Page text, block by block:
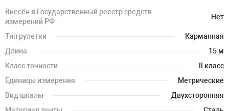
Внесён в Государственный реестр средств
измерений РФ
Нет
Тип рулетки
Карманная
Длина
15 м
Класс точности
II класс
Единицы измерения
Метрические
Вид шкалы
Двухсторонняя